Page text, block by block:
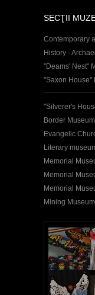
SECŢII
Contemporary
History -
"Deams' Nest"
"Saxon House"
"Silverer's
Border
Evangelic
Literary
Memorial
Memorial
Memorial
Mining